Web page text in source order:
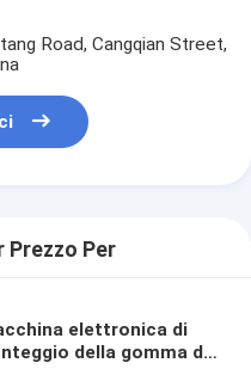
Road, Cangqian Street,
Prezzo Per
elettronica di
della gomma da